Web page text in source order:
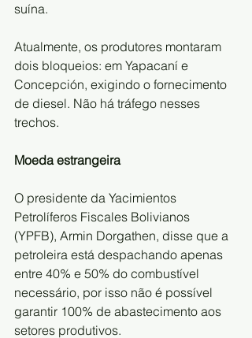
suína.
Atualmente, os produtores montaram
dois bloqueios: em Yapacaní e
Concepción, exigindo o fornecimento
de diesel. Não há tráfego nesses
trechos.
Moeda estrangeira
O presidente da Yacimientos
Petrolíferos Fiscales Bolivianos
(YPFB), Armin Dorgathen, disse que a
petroleira está despachando apenas
entre 40% e 50% do combustível
necessário, por isso não é possível
garantir 100% de abastecimento aos
setores produtivos.